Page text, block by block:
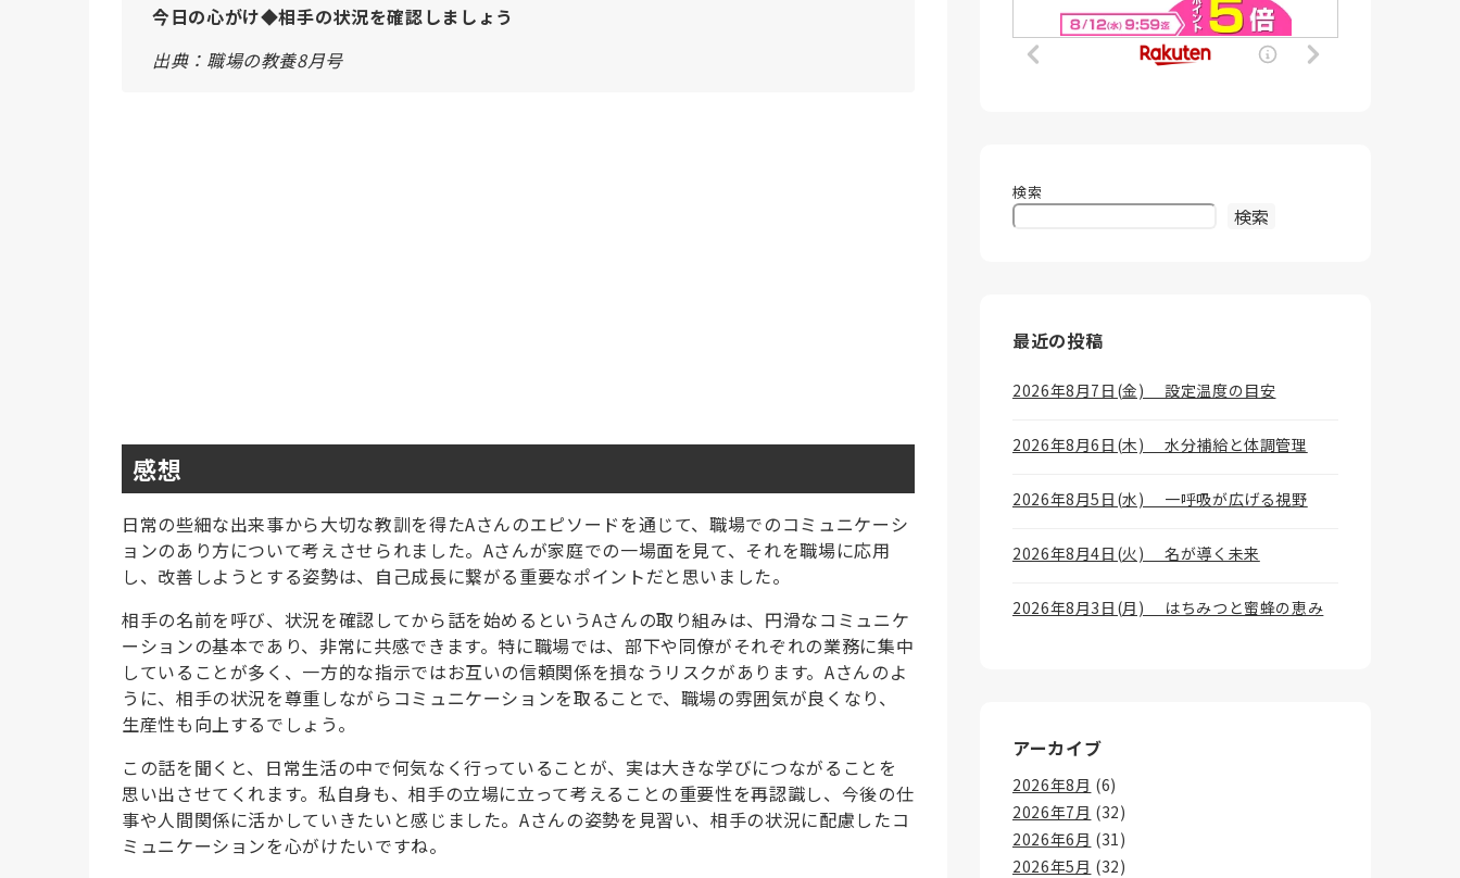
今日の心がけ◆相手の状況を確認しましょう
出典：職場の教養8月号
感想
日常の些細な出来事から大切な教訓を得たAさんのエピソードを通じて、職場でのコミュニケーシ
ョンのあり方について考えさせられました。Aさんが家庭での一場面を見て、それを職場に応用
し、改善しようとする姿勢は、自己成長に繋がる重要なポイントだと思いました。
相手の名前を呼び、状況を確認してから話を始めるというAさんの取り組みは、円滑なコミュニケ
ーションの基本であり、非常に共感できます。特に職場では、部下や同僚がそれぞれの業務に集中
していることが多く、一方的な指示ではお互いの信頼関係を損なうリスクがあります。Aさんのよ
うに、相手の状況を尊重しながらコミュニケーションを取ることで、職場の雰囲気が良くなり、
生産性も向上するでしょう。
この話を聞くと、日常生活の中で何気なく行っていることが、実は大きな学びにつながることを
思い出させてくれます。私自身も、相手の立場に立って考えることの重要性を再認識し、今後の仕
事や人間関係に活かしていきたいと感じました。Aさんの姿勢を見習い、相手の状況に配慮したコ
ミュニケーションを心がけたいですね。
検索
検索
最近の投稿
2026年8月7日(金) 設定温度の目安
2026年8月6日(木) 水分補給と体調管理
2026年8月5日(水) 一呼吸が広げる視野
2026年8月4日(火) 名が導く未来
2026年8月3日(月) はちみつと蜜蜂の恵み
アーカイブ
2026年8月 (6)
2026年7月 (32)
2026年6月 (31)
2026年5月 (32)